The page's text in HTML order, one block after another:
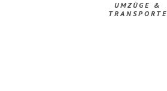
UMZÜGE &
TRANSPORTE